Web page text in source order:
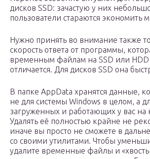
дисков SSD: зачастую у них
пользователи стараются экономить
Нужно принять во внимание также
скорость ответа от программы,
временным файлам на SSD или HDD
отличается. Для дисков SSD она
В папке AppData хранятся данные,
не для системы Windows в целом, а
загруженных и работающих у вас на
Удалять её полностью крайне не
иначе вы просто не сможете в
со своими утилитами. Чтобы
удалите временные файлы и